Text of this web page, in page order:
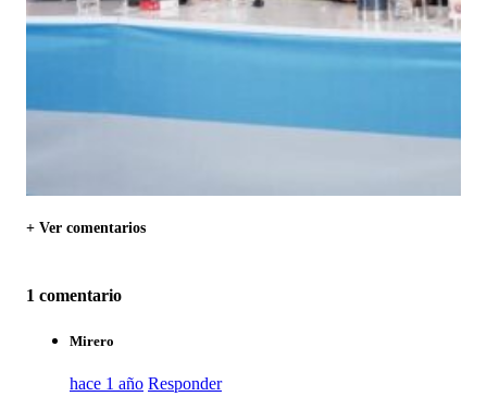
+ Ver comentarios
1 comentario
Mirero
hace 1 año Responder